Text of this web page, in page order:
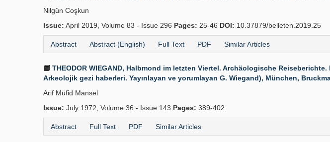
Nilgün Coşkun
Issue: April 2019, Volume 83 - Issue 296 Pages: 25-46 DOI: 10.37879/belleten.2019.25
Abstract Abstract (English) Full Text PDF Similar Articles
THEODOR WIEGAND, Halbmond im letzten Viertel. Archäologische
Arkeolojik gezi haberleri. Yayınlayan ve yorumlayan G. Wiegand), München,
Arif Müfid Mansel
Issue: July 1972, Volume 36 - Issue 143 Pages: 389-402
Abstract Full Text PDF Similar Articles